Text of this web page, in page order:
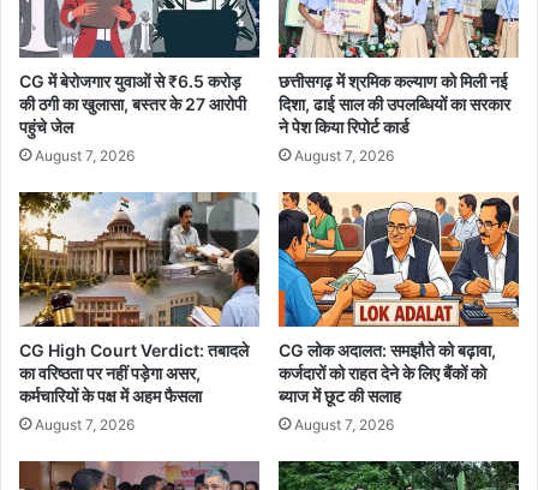
न्य
मु
ला
का
त
रू
क
ता
का
दि
या
या
सं
दे
श
CG में बेरोजगार युवाओं से ₹6.5 करोड़
की ठगी का खुलासा, बस्तर के 27 आरोपी
पहुंचे जेल
August 7, 2026
छत्तीसगढ़ में श्रमिक कल्याण को मिली नई
दिशा, ढाई साल की उपलब्धियों का सरकार
ने पेश किया रिपोर्ट कार्ड
August 7, 2026
CG High Court Verdict: तबादले
का वरिष्ठता पर नहीं पड़ेगा असर,
कर्मचारियों के पक्ष में अहम फैसला
August 7, 2026
CG लोक अदालत: समझौते को बढ़ावा,
कर्जदारों को राहत देने के लिए बैंकों को
ब्याज में छूट की सलाह
August 7, 2026